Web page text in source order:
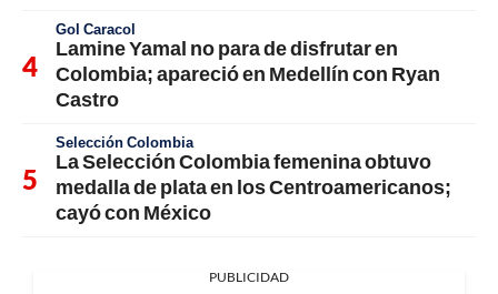
Gol Caracol
Lamine Yamal no para de disfrutar en
Colombia; apareció en Medellín con Ryan
Castro
Selección Colombia
La Selección Colombia femenina obtuvo
medalla de plata en los Centroamericanos;
cayó con México
PUBLICIDAD